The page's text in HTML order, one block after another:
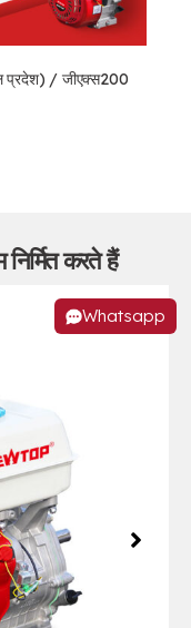
प्रदेश) / जीएक्स200
करते हैं
Whatsapp